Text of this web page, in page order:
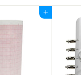
Agregar al carrito